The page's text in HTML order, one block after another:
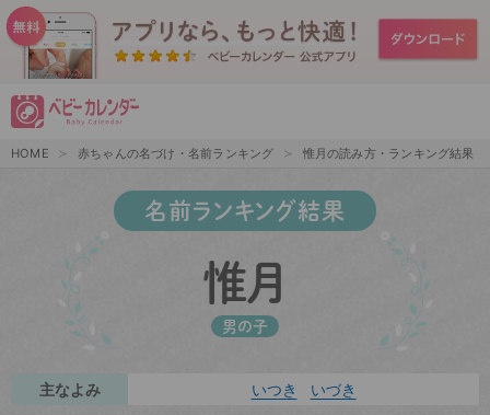
HOME 赤ちゃんの名づけ・名前ランキング 惟月の読み方・ランキング結果
名前ランキング結果
惟月
男の子
主なよみ いつき いづき